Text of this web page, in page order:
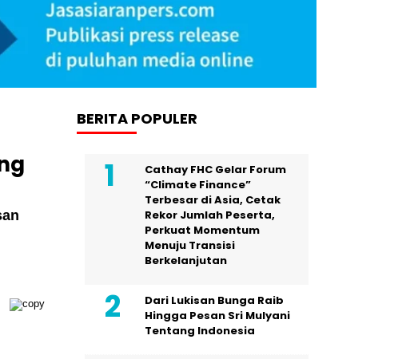
BERITA POPULER
Cathay FHC Gelar Forum
“Climate Finance”
Terbesar di Asia, Cetak
Rekor Jumlah Peserta,
Perkuat Momentum
Menuju Transisi
Berkelanjutan
Dari Lukisan Bunga Raib
Hingga Pesan Sri Mulyani
Tentang Indonesia